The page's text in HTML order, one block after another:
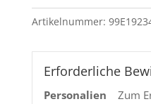
Mag.
Menge
Artikelnummer:
Erforderliche
Personalien
Zum